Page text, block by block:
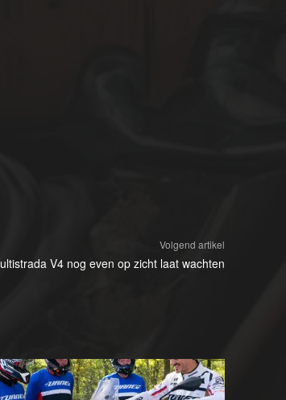
Volgend artikel
V4 nog even op zicht laat wachten